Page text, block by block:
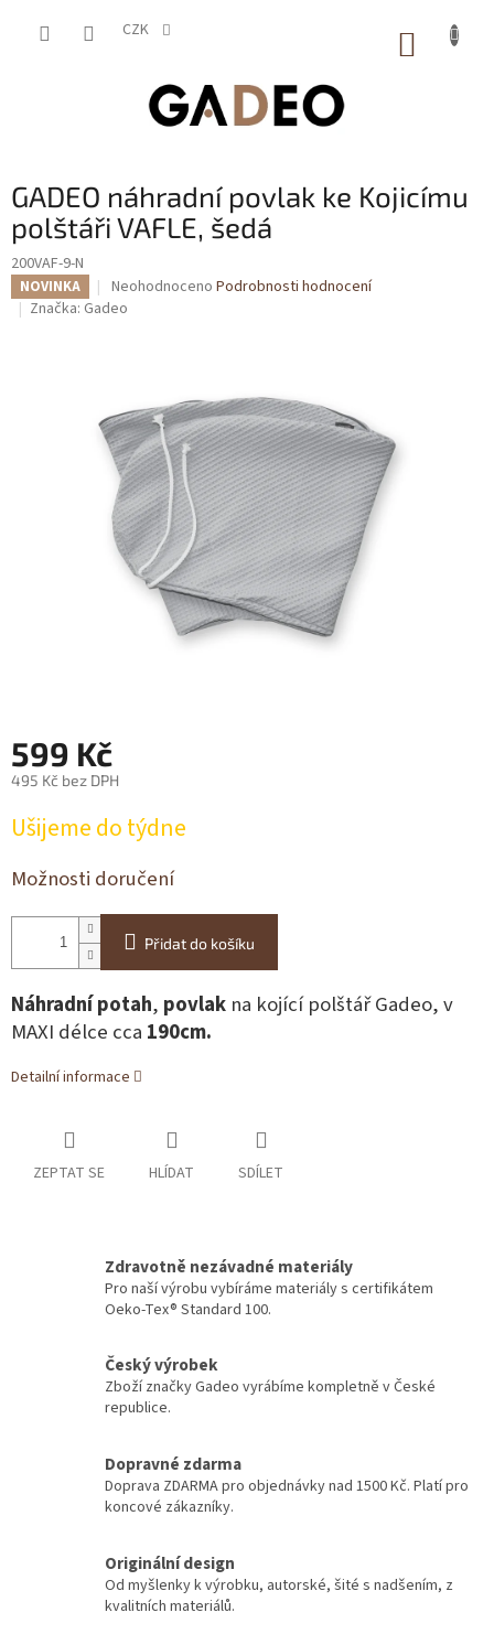
CZK
GADEO náhradní povlak ke Kojicímu
polštáři VAFLE, šedá
200VAF-9-N
NOVINKA
Průměrné
hodnocení
5
hvězdiček.
Neohodnoceno Podrobnosti hodnocení
Značka: Gadeo
599 Kč
495 Kč bez DPH
cena:
Ušijeme do týdne
Možnosti doručení
Přidat do košíku
Náhradní potah, povlak na kojící polštář Gadeo, v
MAXI délce cca 190cm.
Detailní informace
ZEPTAT SE HLÍDAT SDÍLET
Zdravotně nezávadné materiály
Pro naší výrobu vybíráme materiály s certifikátem
Oeko-Tex® Standard 100.
Český výrobek
Zboží značky Gadeo vyrábíme kompletně v České
republice.
Dopravné zdarma
Doprava ZDARMA pro objednávky nad 1500 Kč. Platí pro
koncové zákazníky.
Originální design
Od myšlenky k výrobku, autorské, šité s nadšením, z
kvalitních materiálů.